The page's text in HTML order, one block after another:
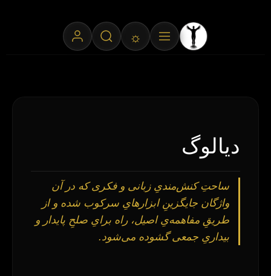
☼
دیالوگ
ساحتِ کنش‌مندیِ زبانی و فکری که در آن
واژگان جایگزینِ ابزارهایِ سرکوب شده و از
طریقِ مفاهمه‌یِ اصیل، راه برایِ صلحِ پایدار و
بیداریِ جمعی گشوده می‌شود.